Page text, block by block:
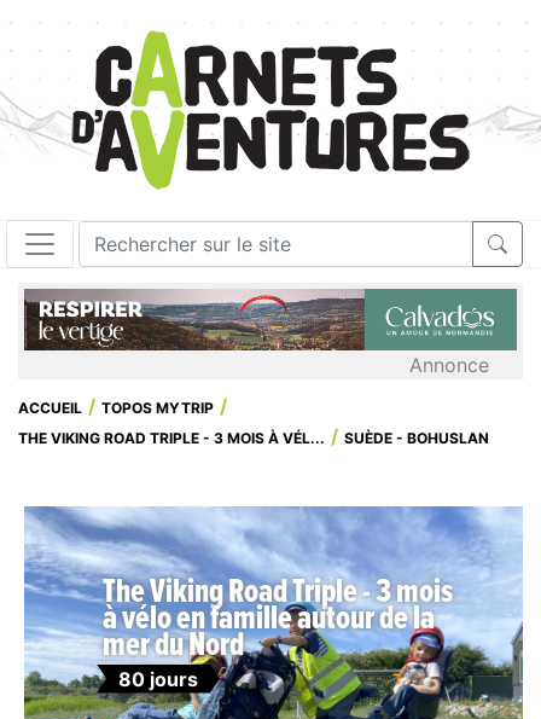
Annonce
ACCUEIL
TOPOS MYTRIP
THE VIKING ROAD TRIPLE - 3 MOIS À VÉL...
SUÈDE - BOHUSLAN
The Viking Road Triple - 3 mois
à vélo en famille autour de la
mer du Nord
80 jours